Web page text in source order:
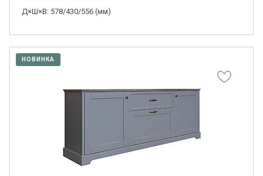
Д×Ш×В: 578/430/556 (мм)
НОВИНКА